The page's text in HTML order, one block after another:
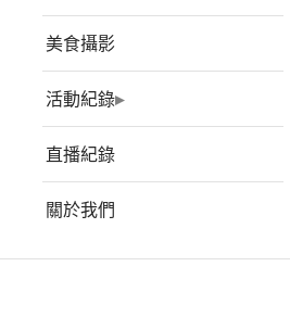
美食攝影
活動紀錄
直播紀錄
關於我們